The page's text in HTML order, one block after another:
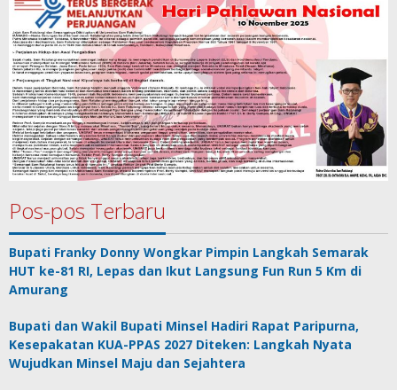
Pos-pos Terbaru
Bupati Franky Donny Wongkar Pimpin Langkah Semarak
HUT ke-81 RI, Lepas dan Ikut Langsung Fun Run 5 Km di
Amurang
Bupati dan Wakil Bupati Minsel Hadiri Rapat Paripurna,
Kesepakatan KUA-PPAS 2027 Diteken: Langkah Nyata
Wujudkan Minsel Maju dan Sejahtera